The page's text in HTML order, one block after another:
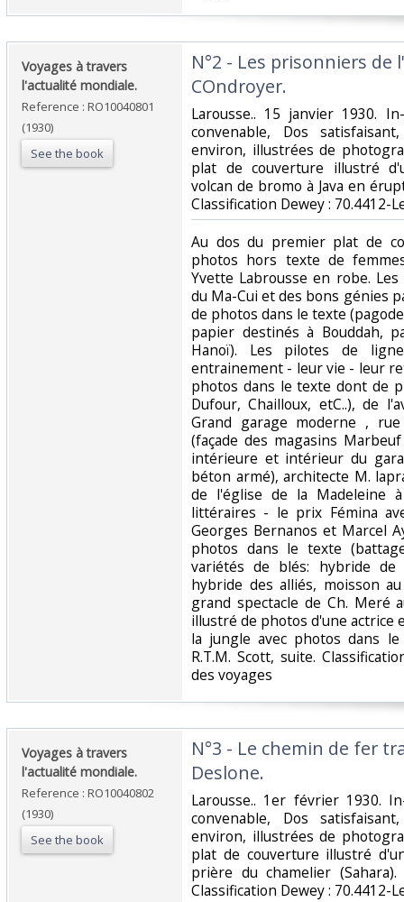
‎Voyages à travers
l'actualité mondiale.‎
Reference : RO10040801
(1930)
See the book
‎N°2 - Les prisonniers de
COndroyer.‎
‎Larousse.. 15 janvier 1930.
convenable, Dos
environ, illustrées de
plat de couverture illustré
volcan de bromo à Java en
Classification Dewey : 70.4412-
‎Au dos du premier plat de
photos hors texte de
Yvette Labrousse en robe.
du Ma-Cui et des bons génies
de photos dans le texte
papier destinés à Bouddah,
Hanoï). Les pilotes de
entrainement - leur vie - leur
photos dans le texte dont de
Dufour, Chailloux, etC..), de
Grand garage moderne ,
(façade des magasins
intérieure et intérieur du
béton armé), architecte M.
de l'église de la Madeleine
littéraires - le prix Fémina
Georges Bernanos et Marcel
photos dans le texte
variétés de blés: hybride
hybride des alliés, moisson
grand spectacle de Ch. Meré
illustré de photos d'une actrice
la jungle avec photos dans
R.T.M. Scott, suite.
des voyages‎
‎Voyages à travers
l'actualité mondiale.‎
Reference : RO10040802
(1930)
See the book
‎N°3 - Le chemin de fer
Deslone.‎
‎Larousse.. 1er février 1930.
convenable, Dos
environ, illustrées de
plat de couverture illustré
prière du chamelier
Classification Dewey : 70.4412-